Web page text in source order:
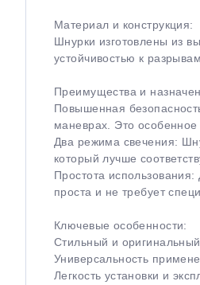
Материал и конструкция:
Шнурки изготовлены из
устойчивостью к
Преимущества и
Повышенная
маневрах. Это
Два режима свечения:
который лучше
Простота
проста и не требует
Ключевые особенности:
Стильный и
Универсальность
Легкость установки и